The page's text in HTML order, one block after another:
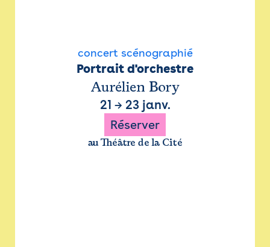
concert scénographié
Portrait d'orchestre
Aurélien Bory
21 → 23 janv.
Réserver
au Théâtre de la Cité